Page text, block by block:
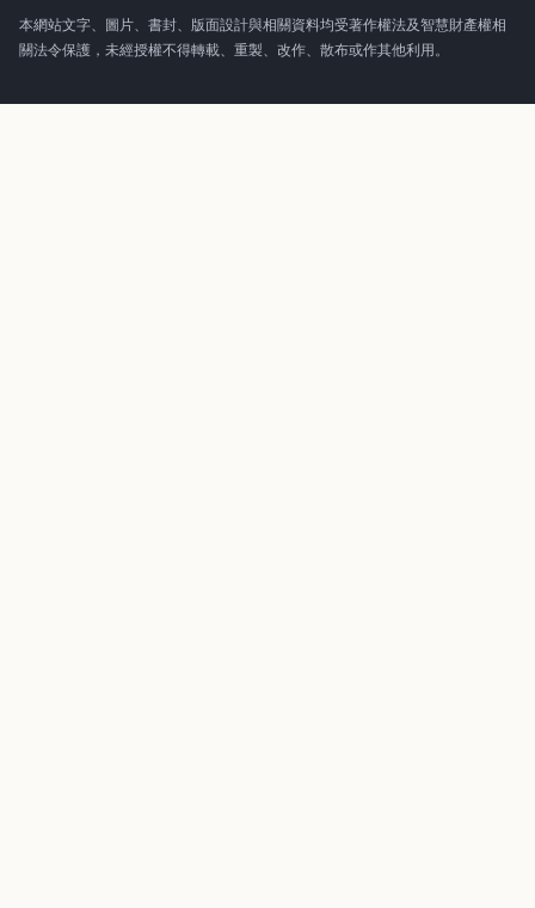
本網站文字、圖片、書封、版面設計與相關資料均受著作權法及智慧財產權相
關法令保護，未經授權不得轉載、重製、改作、散布或作其他利用。